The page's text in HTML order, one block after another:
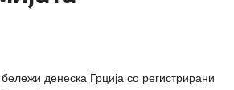
денеска Грција со регистрирани